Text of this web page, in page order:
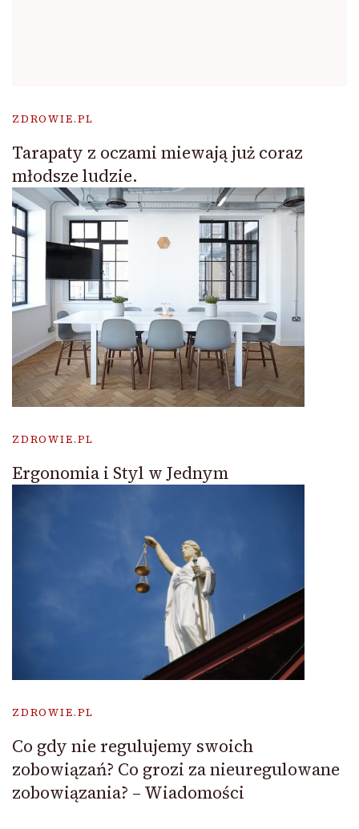
ZDROWIE.PL
Tarapaty z oczami miewają już coraz
młodsze ludzie.
ZDROWIE.PL
Ergonomia i Styl w Jednym
ZDROWIE.PL
Co gdy nie regulujemy swoich
zobowiązań? Co grozi za nieuregulowane
zobowiązania? – Wiadomości